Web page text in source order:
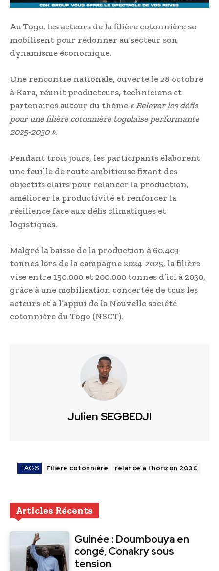
Au Togo, les acteurs de la filière cotonnière se
mobilisent pour redonner au secteur son
dynamisme économique.
Une rencontre nationale, ouverte le 28 octobre
à Kara, réunit producteurs, techniciens et
partenaires autour du thème « Relever les défis
pour une filière cotonnière togolaise performante
2025-2030 ».
Pendant trois jours, les participants élaborent
une feuille de route ambitieuse fixant des
objectifs clairs pour relancer la production,
améliorer la productivité et renforcer la
résilience face aux défis climatiques et
logistiques.
Malgré la baisse de la production à 60.403
tonnes lors de la campagne 2024-2025, la filière
vise entre 150.000 et 200.000 tonnes d’ici à 2030,
grâce à une mobilisation concertée de tous les
acteurs et à l’appui de la Nouvelle société
cotonnière du Togo (NSCT).
Julien SEGBEDJI
TAGS Filière cotonnière relance à l’horizon 2030
Articles Récents
Guinée : Doumbouya en
congé, Conakry sous
tension